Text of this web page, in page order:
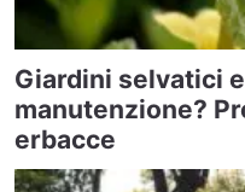
Giardini selvatici
manutenzione?
erbacce